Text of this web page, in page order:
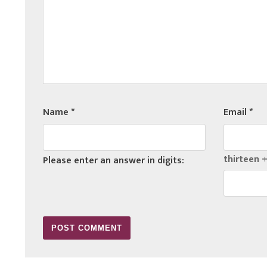
Name* Email*
Please enter an answer in digits: thirteen